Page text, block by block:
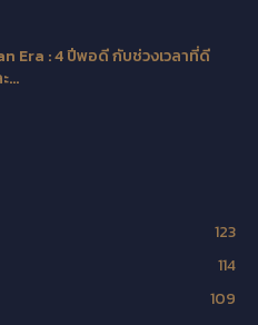
Era : 4 ปีพอดี กับช่วงเวลาที่ดี
...
123
114
109